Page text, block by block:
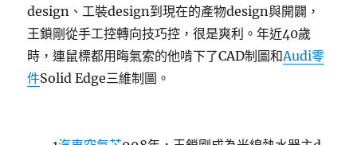
design、工裝design到現在的產物design與開闢，
王鎖剛從手工控轉向技巧控，很是爽利。年近40歲
時，連鼠標都用晦氣索的他啃下了CAD制圖和Audi零
件Solid Edge三維制圖。